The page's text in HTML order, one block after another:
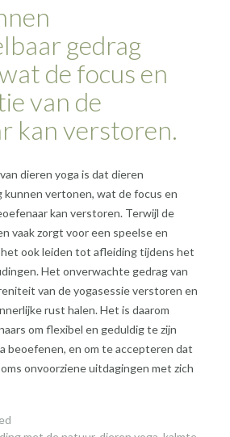
gedrag
de focus en
van de
kan verstoren.
dieren yoga is dat dieren
kunnen vertonen, wat de focus en
kan verstoren. Terwijl de
vaak zorgt voor een speelse en
ook leiden tot afleiding tijdens het
Het onverwachte gedrag van
van de yogasessie verstoren en
rust halen. Het is daarom
om flexibel en geduldig te zijn
beoefenen, en om te accepteren dat
onvoorziene uitdagingen met zich